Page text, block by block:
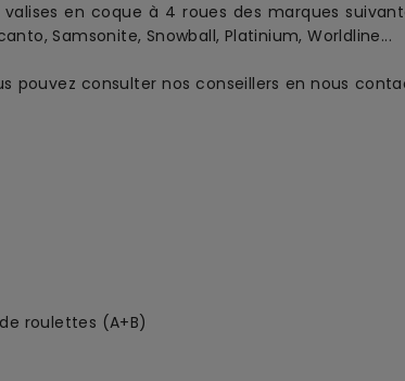
valises en coque à 4 roues des marques
Samsonite, Snowball, Platinium, Worldline...
pouvez consulter nos conseillers en nous
roulettes (A+B)